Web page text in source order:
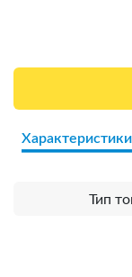
Характеристики
Тип